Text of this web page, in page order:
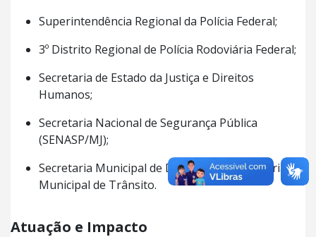
Superintendência Regional da Polícia Federal;
3º Distrito Regional de Polícia Rodoviária Federal;
Secretaria de Estado da Justiça e Direitos
Humanos;
Secretaria Nacional de Segurança Pública
(SENASP/MJ);
Secretaria Municipal de Defesa Civil e Diretoria
Municipal de Trânsito.
Atuação e Impacto